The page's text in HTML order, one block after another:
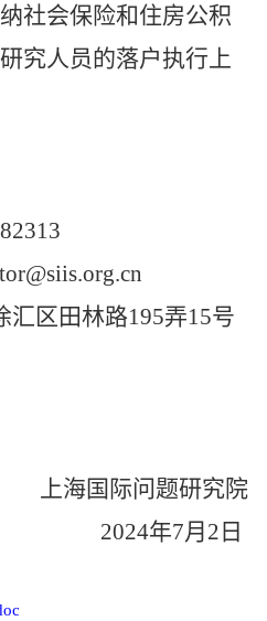
社会保险和住房公积
究人员的落户执行上
82313
汇区田林路195弄15号
上海国际问题研究院
2024年7月 2 日